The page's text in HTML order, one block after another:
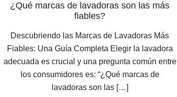
¿Qué marcas de lavadoras son las más
fiables?
Descubriendo las Marcas de Lavadoras Más
Fiables: Una Guía Completa Elegir la lavadora
adecuada es crucial y una pregunta común entre
los consumidores es: “¿Qué marcas de
lavadoras son las […]